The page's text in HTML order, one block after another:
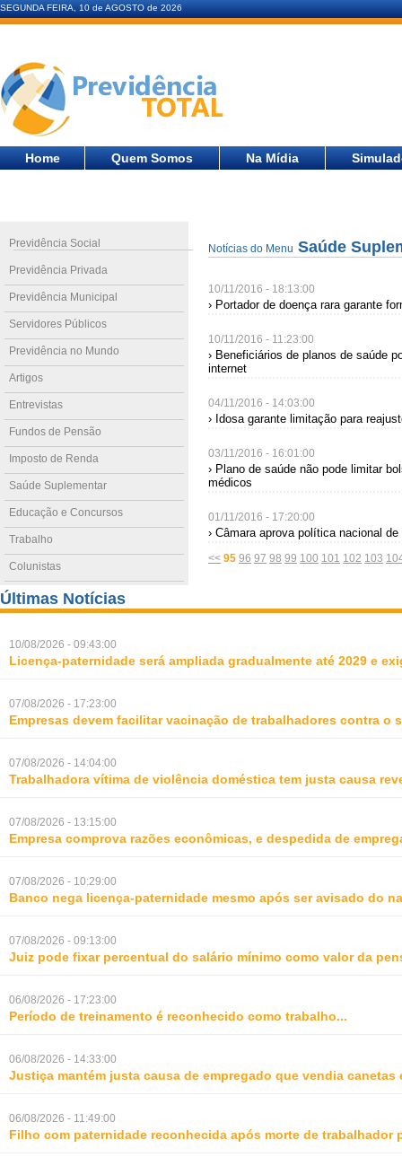
SEGUNDA FEIRA, 10 de AGOSTO de 2026
Home Quem Somos Na Mídia
Previdência Social
Previdência Privada
Previdência Municipal
Servidores Públicos
Previdência no Mundo
Artigos
Entrevistas
Fundos de Pensão
Imposto de Renda
Saúde Suplementar
Educação e Concursos
Trabalho
Colunistas
Notícias do Menu Saúde
10/11/2016 - 18:13:00
› Portador de doença rara garante
10/11/2016 - 11:23:00
› Beneficiários de planos de saúde
internet
04/11/2016 - 14:03:00
› Idosa garante limitação para
03/11/2016 - 16:01:00
› Plano de saúde não pode limitar
médicos
01/11/2016 - 17:20:00
› Câmara aprova política nacional
<< 95 96 97 98 99 100 101 102 103
Últimas Notícias
10/08/2026 - 09:43:00
Licença-paternidade será ampliada gradualmente até 2029 e
07/08/2026 - 17:23:00
Empresas devem facilitar vacinação de trabalhadores contra o
07/08/2026 - 14:04:00
Trabalhadora vítima de violência doméstica tem justa causa
07/08/2026 - 13:15:00
Empresa comprova razões econômicas, e despedida de
07/08/2026 - 10:29:00
Banco nega licença-paternidade mesmo após ser avisado do
07/08/2026 - 09:13:00
Juiz pode fixar percentual do salário mínimo como valor da
06/08/2026 - 17:23:00
Período de treinamento é reconhecido como trabalho...
06/08/2026 - 14:33:00
Justiça mantém justa causa de empregado que vendia canetas
06/08/2026 - 11:49:00
Filho com paternidade reconhecida após morte de trabalhador